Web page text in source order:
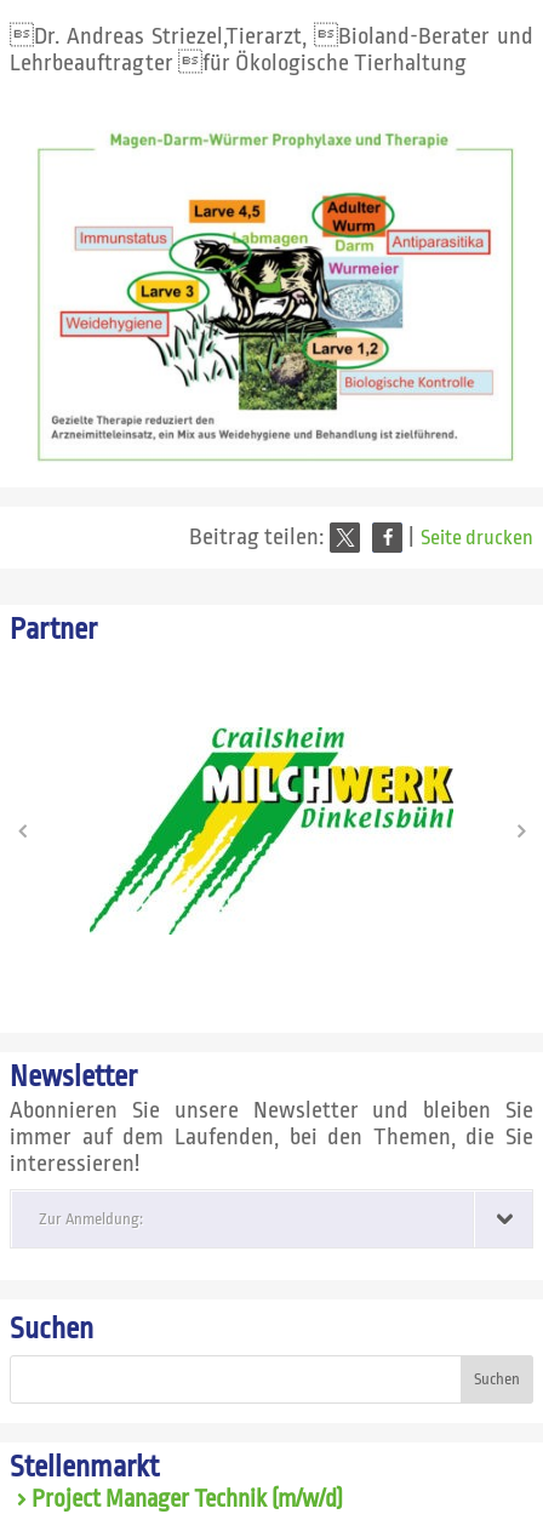
Dr. Andreas Striezel,Tierarzt, Bioland-Berater und
Lehrbeauftragter für Ökologische Tierhaltung
Beitrag teilen: Seite drucken
Partner
Newsletter
Abonnieren Sie unsere Newsletter und bleiben Sie
immer auf dem Laufenden, bei den Themen, die Sie
interessieren!
Zur Anmeldung:
Suchen
Suchen
Stellenmarkt
Project Manager Technik (m/w/d)